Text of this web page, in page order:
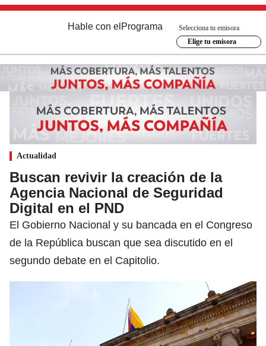
Hable con el Programa
Selecciona tu emisora
Elige tu emisora
Actualidad
Buscan revivir la creación de la
Agencia Nacional de Seguridad
Digital en el PND
El Gobierno Nacional y su bancada en el Congreso
de la República buscan que sea discutido en el
segundo debate en el Capitolio.